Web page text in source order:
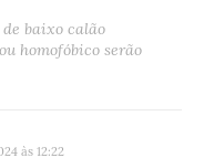
baixo calão
homofóbico serão
às 12:22